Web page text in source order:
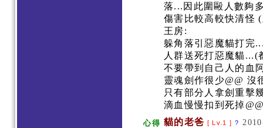
落...因此圍毆人數夠
傷害比較高較快清怪
王房:
躲角落引惡魔貓打完
人群送死打惡魔貓...(
不要帶到自己人的血
靈魂劍作很少@@ 沒
只有部分人拿劍重擊
滴血慢慢扣到死掉
心得 貓的老爸 [ Lv.1 ] ?